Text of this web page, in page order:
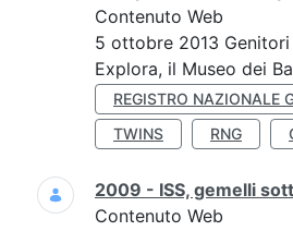
Contenuto Web
5 ottobre 2013
Explora, il Museo dei
REGISTRO NAZIONALE
TWINS
RNG
2009 - ISS, gemelli
Contenuto Web